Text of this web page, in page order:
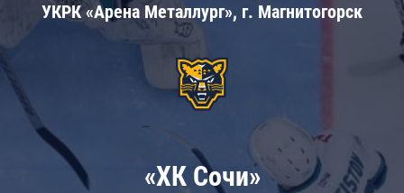
УКРК «Арена Металлург», г. Магнитогорск
«ХК Сочи»